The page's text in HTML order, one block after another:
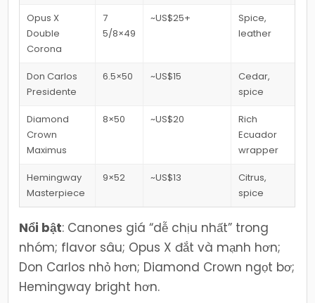
Opus X
Double
Corona
7
5/8×49
~US$25+
Spice,
leather
Don Carlos
Presidente
6.5×50 ~US$15
Cedar,
spice
Diamond
Crown
Maximus
8×50 ~US$20
Rich
Ecuador
wrapper
Hemingway
Masterpiece
9×52 ~US$13
Citrus,
spice
Nổi bật: Canones giá “dễ chịu nhất” trong
nhóm; flavor sâu; Opus X đắt và mạnh hơn;
Don Carlos nhỏ hơn; Diamond Crown ngọt bơ;
Hemingway bright hơn.